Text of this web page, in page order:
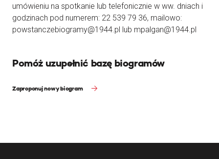
umówieniu na spotkanie lub telefonicznie w ww. dniach i
godzinach pod numerem: 22 539 79 36, mailowo:
powstanczebiogramy@1944.pl lub mpalgan@1944.pl
Pomóż uzupełnić bazę biogramów
Zaproponuj nowy biogram